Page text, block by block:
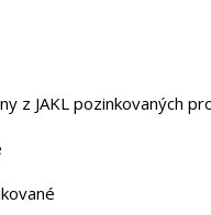
z JAKL pozinkovaných